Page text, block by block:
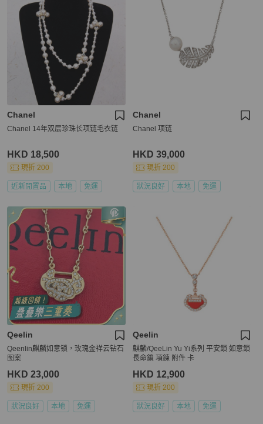
Chanel
Chanel 14年双层珍珠长项链毛衣链
HKD 18,500
現折 200
近新閒置品 本地 免運
Chanel
Chanel 项链
HKD 39,000
現折 200
狀況良好 本地 免運
Qeelin
Qeenlin麒麟如意锁，玫瑰金祥云钻石
图案
HKD 23,000
現折 200
狀況良好 本地 免運
Qeelin
麒麟/QeeLin Yu Yi系列 平安鎖 如意鎖
長命鎖 項鍊 附件 卡
HKD 12,900
現折 200
狀況良好 本地 免運